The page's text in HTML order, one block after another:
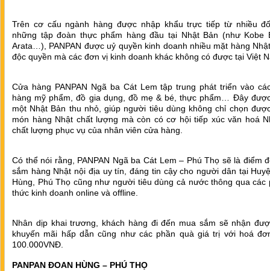
Trên cơ cấu ngành hàng được nhập khẩu trực tiếp từ nhiều
những tập đoàn thực phẩm hàng đầu tại Nhật Bản (như Kobe
Arata…), PANPAN được uỷ quyền kinh doanh nhiều mặt hàng
độc quyền mà các đơn vị kinh doanh khác không có được tại Việt
Cửa hàng PANPAN Ngã ba Cát Lem tập trung phát triển vào
hàng mỹ phẩm, đồ gia dụng, đồ mẹ & bé, thực phẩm… Đây
một Nhật Bản thu nhỏ, giúp người tiêu dùng không chỉ chọn
món hàng Nhật chất lượng mà còn có cơ hội tiếp xúc văn hoá
chất lượng phục vụ của nhân viên cửa hàng.
Có thể nói rằng, PANPAN Ngã ba Cát Lem – Phú Thọ sẽ là điểm
sắm hàng Nhật nội địa uy tín, đáng tin cậy cho người dân tại
Hùng, Phú Thọ cũng như người tiêu dùng cả nước thông qua các
thức kinh doanh online và offline.
Nhân dịp khai trương, khách hàng đi đến mua sắm sẽ nhận
khuyến mãi hấp dẫn cũng như các phần quà giá trị với hoá
100.000VNĐ.
PANPAN ĐOAN HÙNG – PHÚ THỌ